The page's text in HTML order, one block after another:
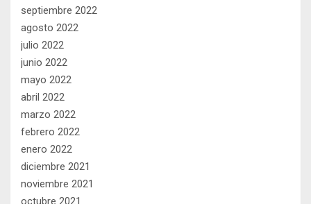
septiembre 2022
agosto 2022
julio 2022
junio 2022
mayo 2022
abril 2022
marzo 2022
febrero 2022
enero 2022
diciembre 2021
noviembre 2021
octubre 2021